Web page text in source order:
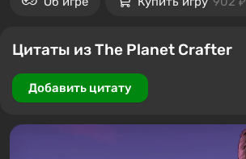
Цитаты из The Planet Crafter
Добавить цитату